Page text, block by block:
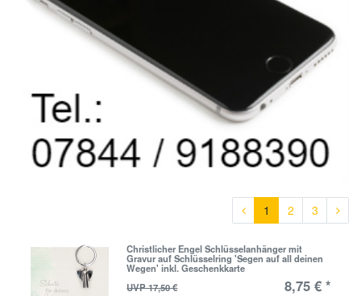
1 2 3
Christlicher Engel Schlüsselanhänger mit
Gravur auf Schlüsselring 'Segen auf all deinen
Wegen' inkl. Geschenkkarte
UVP 17,50 €
8,75 € *